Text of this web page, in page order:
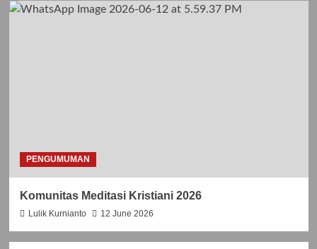
PENGUMUMAN
Komunitas Meditasi Kristiani 2026
Lulik Kurnianto 12 June 2026